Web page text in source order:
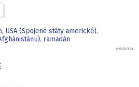
, USA (Spojené státy americké),
, ramadán